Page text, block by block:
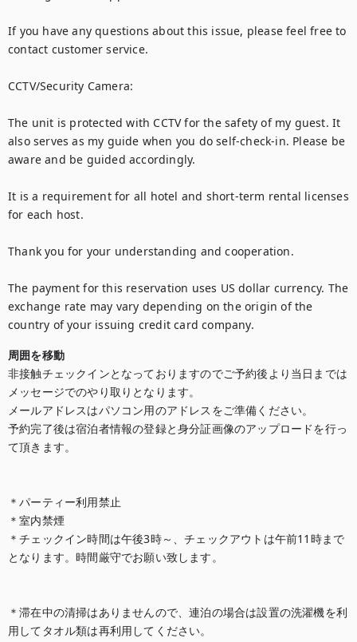
If you have any questions about this issue, please feel free to
contact customer service.
CCTV/Security Camera:
The unit is protected with CCTV for the safety of my guest. It
also serves as my guide when you do self-check-in. Please be
aware and be guided accordingly.
It is a requirement for all hotel and short-term rental licenses
for each host.
Thank you for your understanding and cooperation.
The payment for this reservation uses US dollar currency. The
exchange rate may vary depending on the origin of the
country of your issuing credit card company.
周囲を移動
非接触チェックインとなっておりますのでご予約後より当日までは
メッセージでのやり取りとなります。
メールアドレスはパソコン用のアドレスをご準備ください。
予約完了後は宿泊者情報の登録と身分証画像のアップロードを行っ
て頂きます。
＊パーティー利用禁止
＊室内禁煙
＊チェックイン時間は午後3時～、チェックアウトは午前11時まで
となります。時間厳守でお願い致します。
＊滞在中の清掃はありませんので、連泊の場合は設置の洗濯機を利
用してタオル類は再利用してください。